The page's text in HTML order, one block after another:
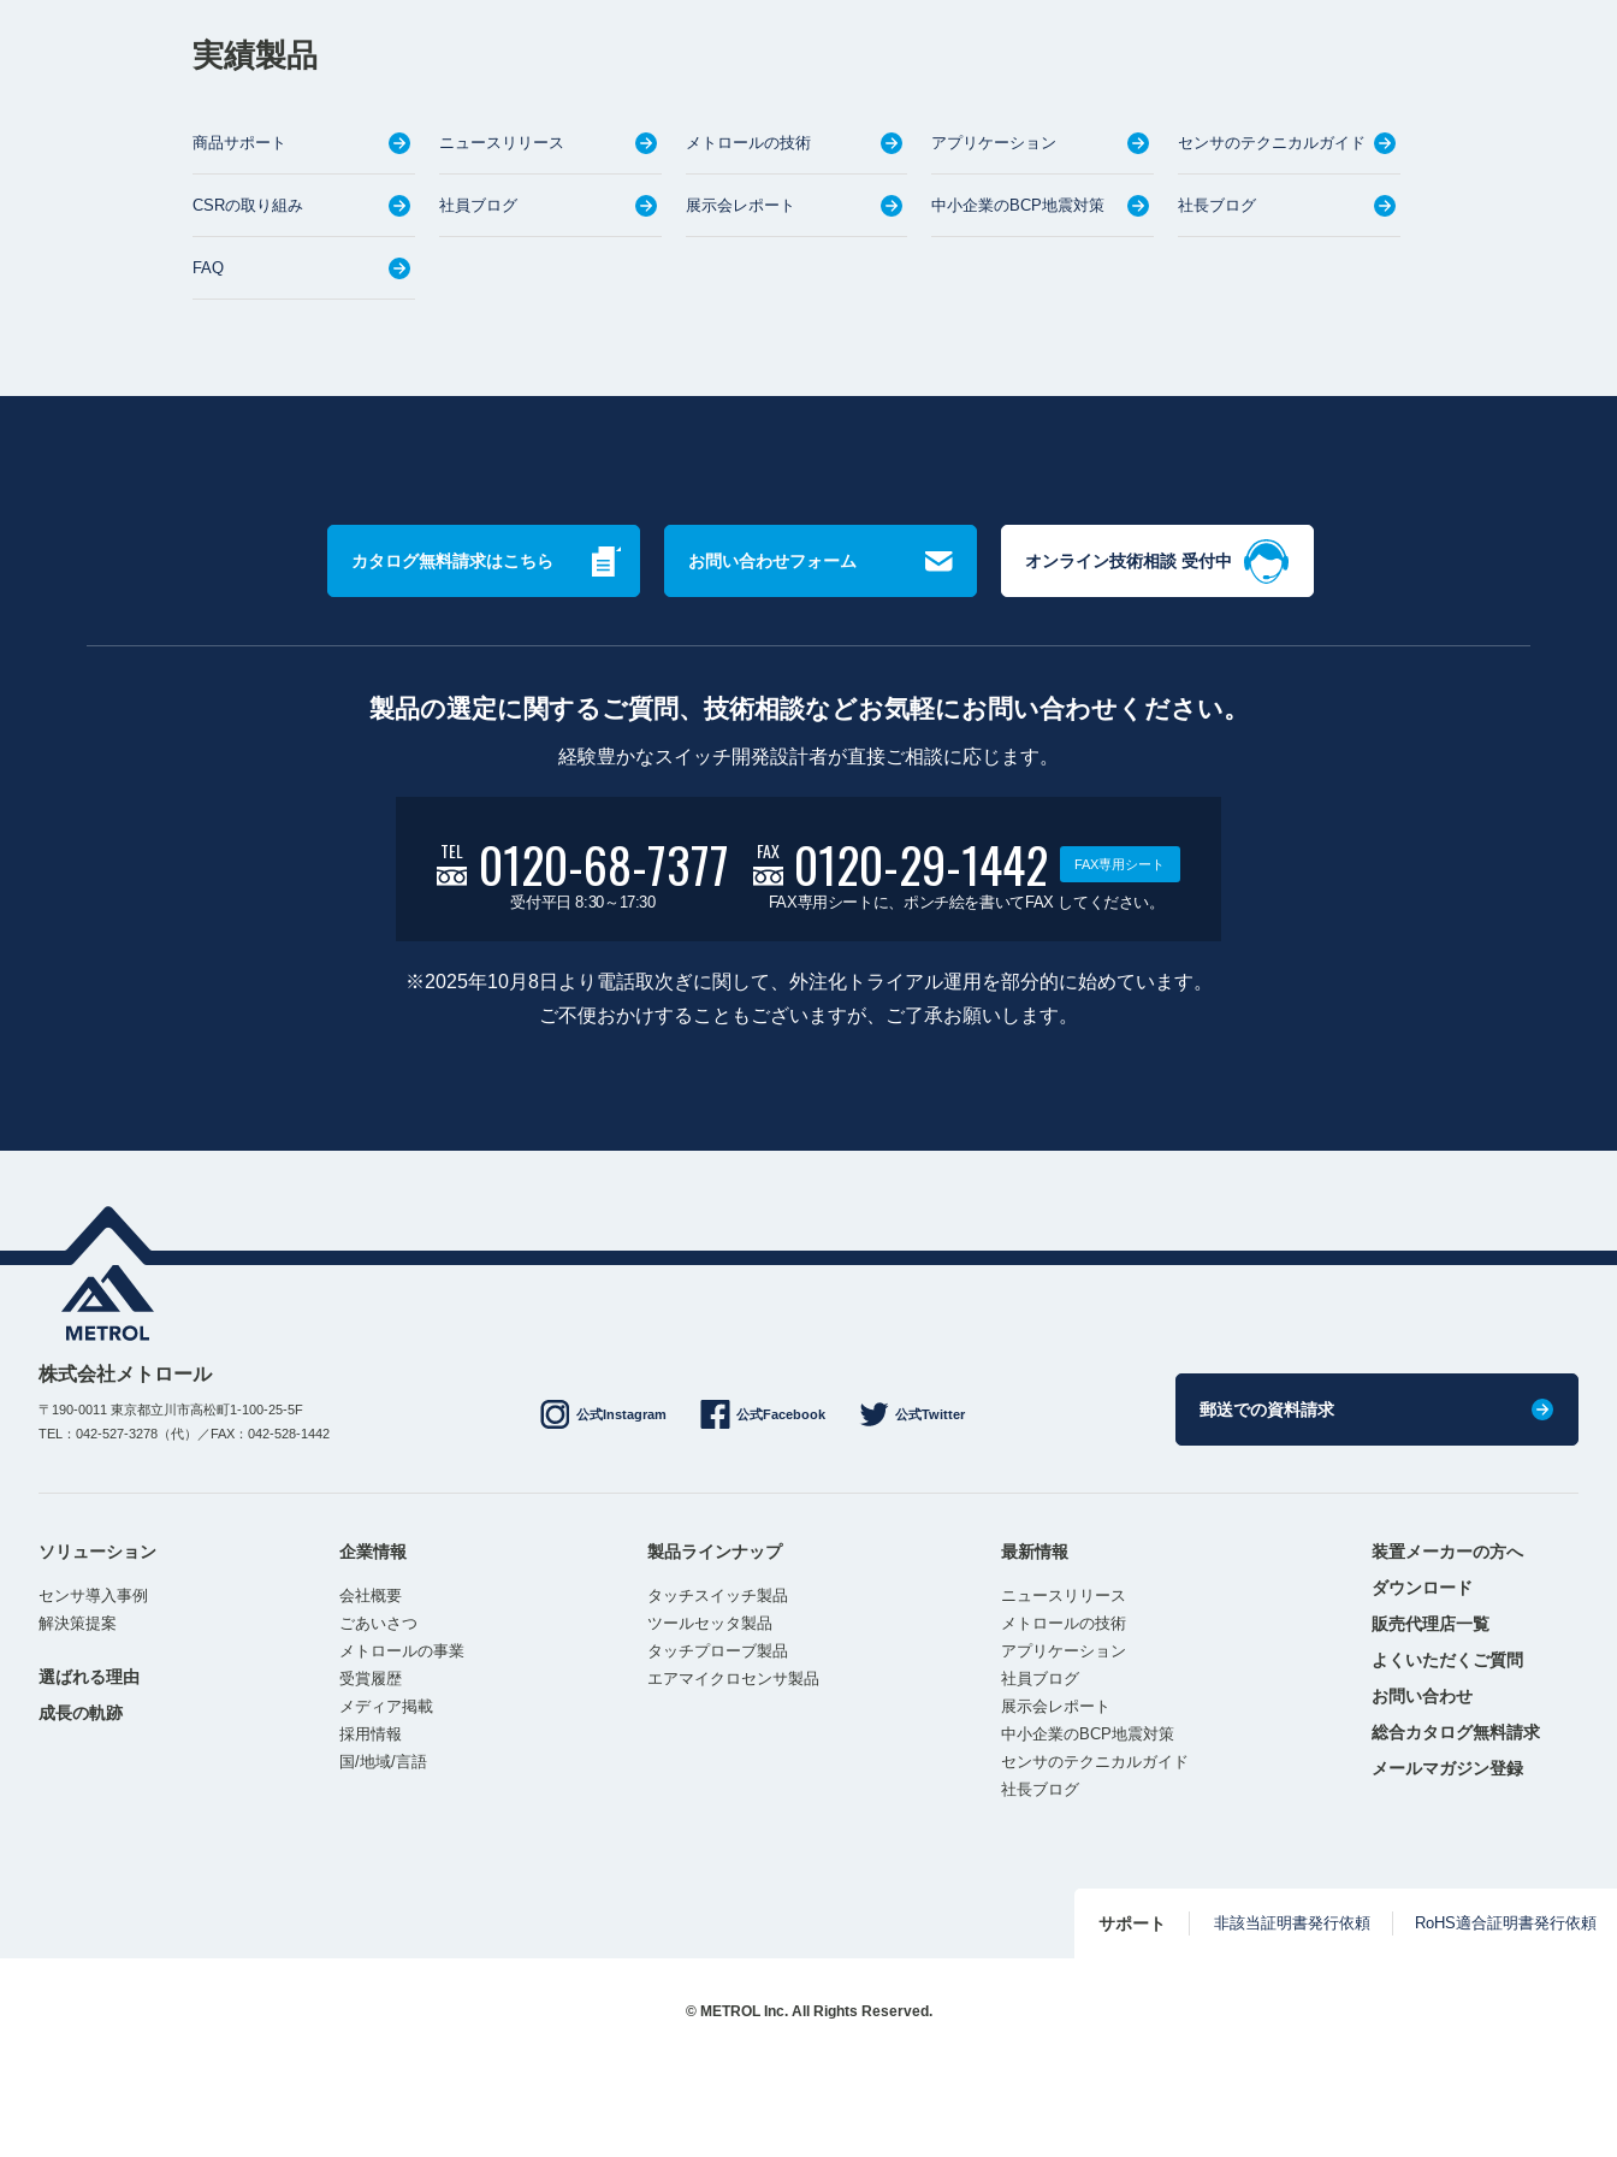
実績製品
商品サポート ニュースリリース メトロールの技術 アプリケーション センサのテクニカルガイド
CSRの取り組み 社員ブログ 展示会レポート 中小企業のBCP地震対策 社長ブログ
FAQ
カタログ無料請求はこちら お問い合わせフォーム オンライン技術相談 受付中
製品の選定に関するご質問、技術相談などお気軽にお問い合わせください。
経験豊かなスイッチ開発設計者が直接ご相談に応じます。
TEL 0120-68-7377
受付平日 8:30～17:30
FAX 0120-29-1442 FAX専用シート
FAX専用シートに、ポンチ絵を書いてFAX してください。
※2025年10月8日より電話取次ぎに関して、外注化トライアル運用を部分的に始めています。
ご不便おかけすることもございますが、ご了承お願いします。
株式会社メトロール
〒190-0011 東京都立川市高松町1-100-25-5F
TEL：042-527-3278（代）／FAX：042-528-1442
公式Instagram 公式Facebook 公式Twitter 郵送での資料請求
ソリューション
センサ導入事例
解決策提案
選ばれる理由
成長の軌跡
企業情報
会社概要
ごあいさつ
メトロールの事業
受賞履歴
メディア掲載
採用情報
国/地域/言語
製品ラインナップ
タッチスイッチ製品
ツールセッタ製品
タッチプローブ製品
エアマイクロセンサ製品
最新情報
ニュースリリース
メトロールの技術
アプリケーション
社員ブログ
展示会レポート
中小企業のBCP地震対策
センサのテクニカルガイド
社長ブログ
装置メーカーの方へ
ダウンロード
販売代理店一覧
よくいただくご質問
お問い合わせ
総合カタログ無料請求
メールマガジン登録
サポート 非該当証明書発行依頼 RoHS適合証明書発行依頼
© METROL Inc. All Rights Reserved.